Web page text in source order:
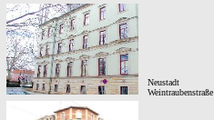
Neustadt
Weintraubenstraße